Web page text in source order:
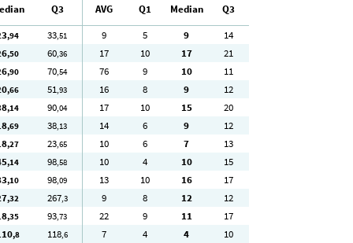
Q3 AVG Q1 Median
Q3
,94 33,51 9 5 9
14
,50 60,36 17 10 17
21
,90 70,54 76 9 10
11
,66 51,93 16 8 9
12
,14 90,04 17 10 15
20
,69 38,13 14 6 9
12
,27 23,65 10 6 7
13
,14 98,58 10 4 10
15
,10 98,09 13 10 16
17
,32 267,3 9 8 12
12
,35 93,73 22 9 11
17
,8 118,6 7 4 4
10